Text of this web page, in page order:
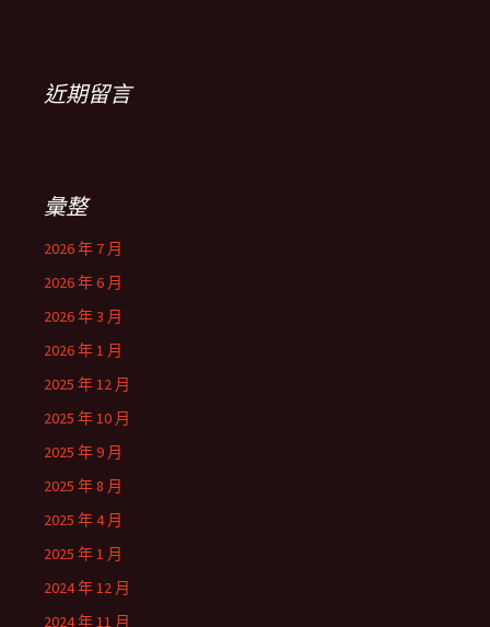
近期留言
彙整
2026 年 7 月
2026 年 6 月
2026 年 3 月
2026 年 1 月
2025 年 12 月
2025 年 10 月
2025 年 9 月
2025 年 8 月
2025 年 4 月
2025 年 1 月
2024 年 12 月
2024 年 11 月